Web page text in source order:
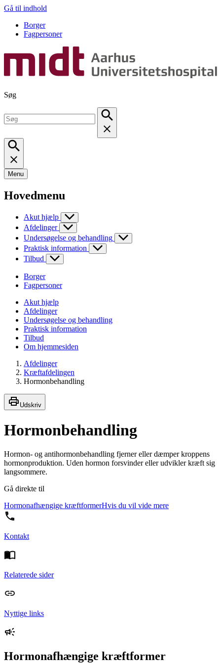
Gå til indhold
Borger
Fagpersoner
Søg
Menu
Hovedmenu
Akut hjælp
Afdelinger
Undersøgelse og behandling
Praktisk information
Tilbud
Borger
Fagpersoner
Akut hjælp
Afdelinger
Undersøgelse og behandling
Praktisk information
Tilbud
Om hjemmesiden
Afdelinger
Kræftafdelingen
Hormonbehandling
Udskriv
Hormonbehandling
Hormon- og antihormonbehandling fjerner eller dæmper kroppens
hormonproduktion. Uden hormon forsvinder eller udvikler kræft sig
langsommere.
Gå direkte til
Hormonafhængige kræftformerHvis du vil vide mere
Kontakt
Relaterede sider
Nyttige links
Hormonafhængige kræftformer